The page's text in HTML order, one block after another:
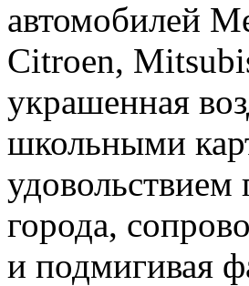
автомобилей
Citroen,
украшенная
школьными
удовольствием
города,
и подмигивая